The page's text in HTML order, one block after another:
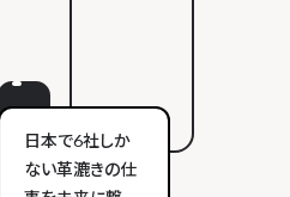
日本で6社しか
ない革漉きの仕